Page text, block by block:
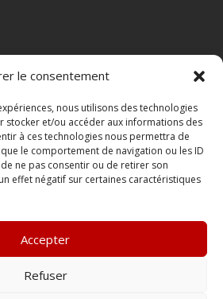
le consentement
nous utilisons des technologies
stocker et/ou accéder aux informations des
à ces technologies nous permettra de
le comportement de navigation ou les ID
ne pas consentir ou de retirer son
effet négatif sur certaines caractéristiques
Accepter
Refuser